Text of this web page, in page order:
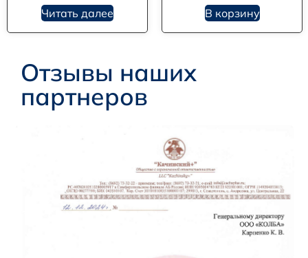
Читать далее В корзину
Отзывы наших
партнеров